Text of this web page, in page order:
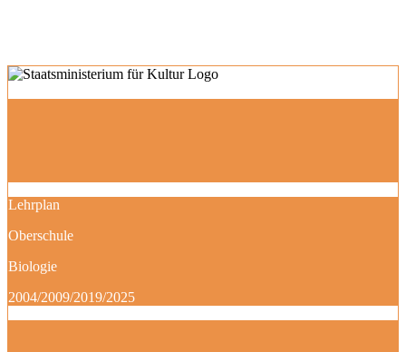
Lehrplan
Oberschule
Biologie
2004/2009/2019/2025